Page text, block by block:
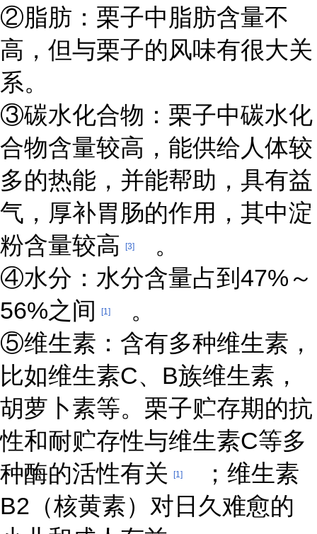
②脂肪：栗子中脂肪含量不
高，但与栗子的风味有很大关
系。
③碳水化合物：栗子中碳水化
合物含量较高，能供给人体较
多的热能，并能帮助，具有益
气，厚补胃肠的作用，其中淀
粉含量较高
[3]
。
④水分：水分含量占到47%～
56%之间
[1]
。
⑤维生素：含有多种维生素，
比如维生素C、B族维生素，
胡萝卜素等。栗子贮存期的抗
性和耐贮存性与维生素C等多
种酶的活性有关
[1]
；维生素
B2（核黄素）对日久难愈的